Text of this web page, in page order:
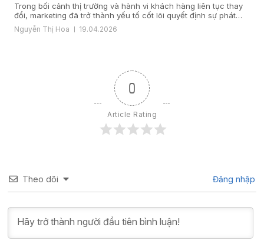
Trong bối cảnh thị trường và hành vi khách hàng liên tục thay
đổi, marketing đã trở thành yếu tố cốt lõi quyết định sự phát
triển của doanh nghiệp. Một giải pháp marketing hiệu quả nằm
ở cách doanh nghiệp hiểu khách hàng, xây dựng chiến lược
Nguyễn Thị Hoa 19.04.2026
0
Article Rating
Theo dõi Đăng nhập